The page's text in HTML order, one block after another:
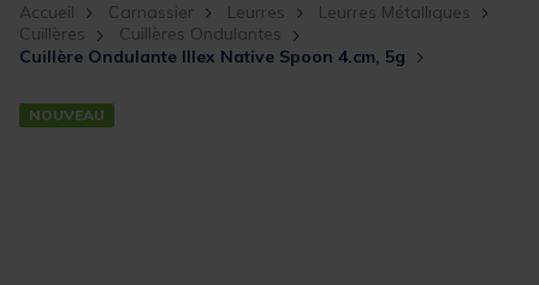
Accueil Carnassier Leurres
Leurres Métalliques
Cuillères
Cuillères Ondulantes
Cuillère Ondulante Illex Native Spoon 4.cm, 5g
NOUVEAU